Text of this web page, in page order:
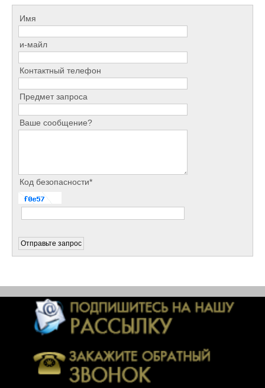
Имя
и-майл
Контактный телефон
Предмет запроса
Ваше сообщение?
Код безопасности*